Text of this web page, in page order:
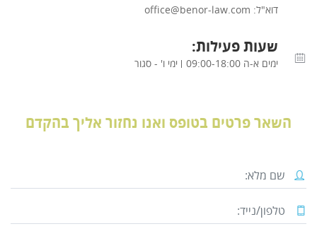
דוא"ל: office@benor-law.com
שעות פעילות:
ימים א-ה 09:00-18:00 ימי ו' - סגור
השאר פרטים בטופס ואנו נחזור אליך בהקדם